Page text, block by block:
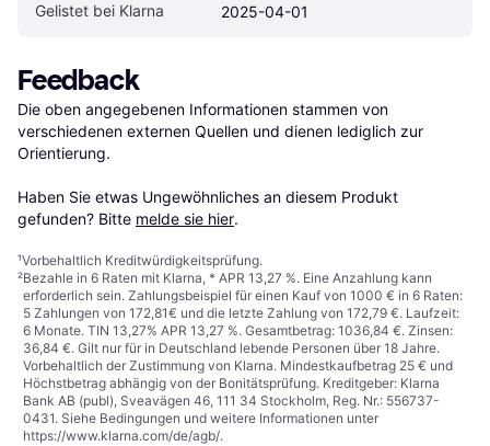
Gelistet bei Klarna 2025-04-01
Feedback
Die oben angegebenen Informationen stammen von
verschiedenen externen Quellen und dienen lediglich zur
Orientierung.
Haben Sie etwas Ungewöhnliches an diesem Produkt
gefunden? Bitte melde sie hier.
¹Vorbehaltlich Kreditwürdigkeitsprüfung.
²Bezahle in 6 Raten mit Klarna, * APR 13,27 %. Eine Anzahlung kann
erforderlich sein. Zahlungsbeispiel für einen Kauf von 1000 € in 6 Raten:
5 Zahlungen von 172,81€ und die letzte Zahlung von 172,79 €. Laufzeit:
6 Monate. TIN 13,27% APR 13,27 %. Gesamtbetrag: 1036,84 €. Zinsen:
36,84 €. Gilt nur für in Deutschland lebende Personen über 18 Jahre.
Vorbehaltlich der Zustimmung von Klarna. Mindestkaufbetrag 25 € und
Höchstbetrag abhängig von der Bonitätsprüfung. Kreditgeber: Klarna
Bank AB (publ), Sveavägen 46, 111 34 Stockholm, Reg. Nr.: 556737-
0431. Siehe Bedingungen und weitere Informationen unter
https://www.klarna.com/de/agb/.